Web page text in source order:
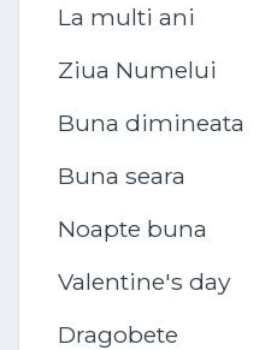
La multi ani
Ziua Numelui
Buna dimineata
Buna seara
Noapte buna
Valentine's day
Dragobete